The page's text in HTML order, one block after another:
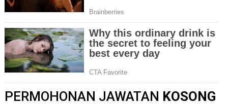
PERMOHONAN JAWATAN KOSONG